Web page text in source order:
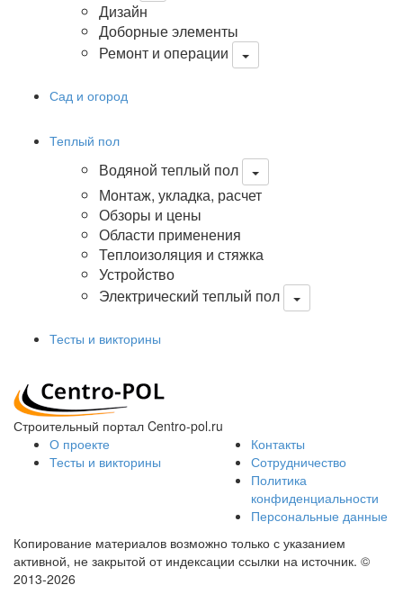
Дизайн
Доборные элементы
Ремонт и операции
Сад и огород
Теплый пол
Водяной теплый пол
Монтаж, укладка, расчет
Обзоры и цены
Области применения
Теплоизоляция и стяжка
Устройство
Электрический теплый пол
Тесты и викторины
Строительный портал Centro-pol.ru
О проекте
Тесты и викторины
Контакты
Сотрудничество
Политика
конфиденциальности
Персональные данные
Копирование материалов возможно только с указанием
активной, не закрытой от индексации ссылки на источник. ©
2013-2026